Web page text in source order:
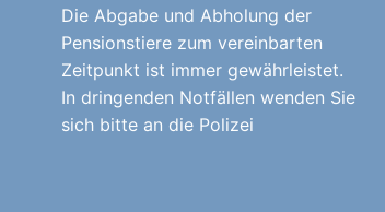
Die Abgabe und Abholung der
Pensionstiere zum vereinbarten
Zeitpunkt ist immer gewährleistet.
In dringenden Notfällen wenden Sie
sich bitte an die Polizei